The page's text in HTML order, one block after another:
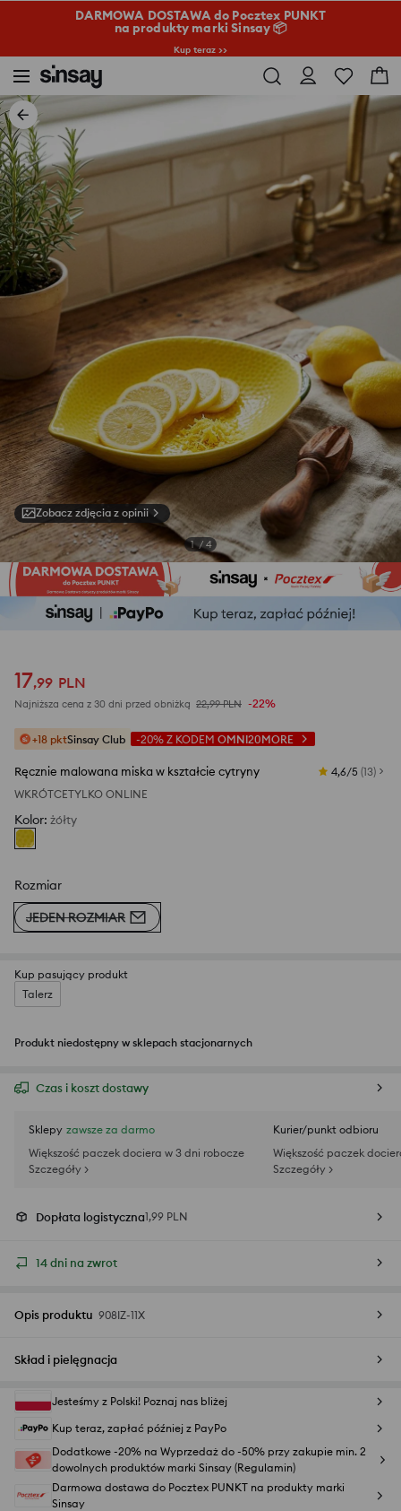
DARMOWA DOSTAWA do Pocztex PUNKT
na produkty marki Sinsay 📦
Kup teraz >>
Zobacz zdjęcia z opinii
1 / 4
17,99 PLN
Najniższa cena z 30 dni przed obniżką 22,99 PLN -22%
+18 pktSinsay Club -20% Z KODEM OMNI20MORE
Ręcznie malowana miska w kształcie cytryny 4,6/5 (13)
WKRÓTCETYLKO ONLINE
Kolor: żółty
Rozmiar
JEDEN ROZMIAR
Kup pasujący produkt
Talerz
Produkt niedostępny w sklepach stacjonarnych
Czas i koszt dostawy
Sklepy zawsze za darmo
Większość paczek dociera w 3 dni robocze
Szczegóły >
Kurier/punkt odbioru
Większość paczek
Szczegóły >
Dopłata logistyczna1,99 PLN
14 dni na zwrot
Opis produktu 908IZ-11X
Skład i pielęgnacja
Jesteśmy z Polski! Poznaj nas bliżej
Kup teraz, zapłać później z PayPo
Dodatkowe -20% na Wyprzedaż do -50% przy zakupie min. 2
dowolnych produktów marki Sinsay (Regulamin)
Darmowa dostawa do Pocztex PUNKT na produkty marki
Sinsay